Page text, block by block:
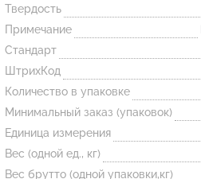
Муфель
Черпак
Шербер
Трубка
Стержень
Пробка
Подставка
Твердость
Примечание
Стандарт
ШтрихКод
Количество в упаковке
Минимальный заказ (упаковок)
Единица измерения
Вес (одной ед., кг)
Вес брутто (одной упаковки,кг)